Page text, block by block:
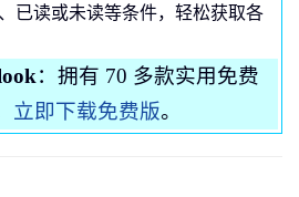
已读或未读等条件，轻松获取各
：拥有 70 多款实用免费
立即下载免费版。